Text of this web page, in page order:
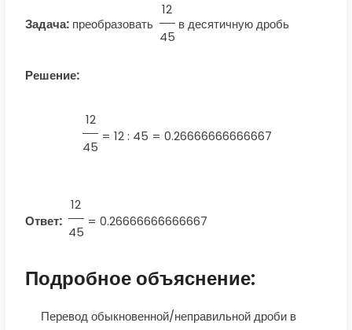
Задача:преобразовать
12
45
в десятичную дробь
Решение:
12
45
= 12 : 45 = 0.26666666666667
Ответ:
12
45
= 0.26666666666667
Подробное объяснение:
Перевод обыкновенной/неправильной дроби в